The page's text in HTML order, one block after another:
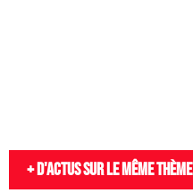
+ D'actus sur le même thème